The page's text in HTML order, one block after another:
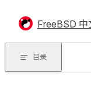
FreeBSD 中
目录